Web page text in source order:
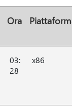
Ora
03:
28
x86